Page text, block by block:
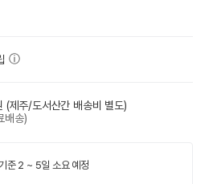
(제주/도서산간 배송비 별도)
배송)
준 2 ~ 5일 소요 예정